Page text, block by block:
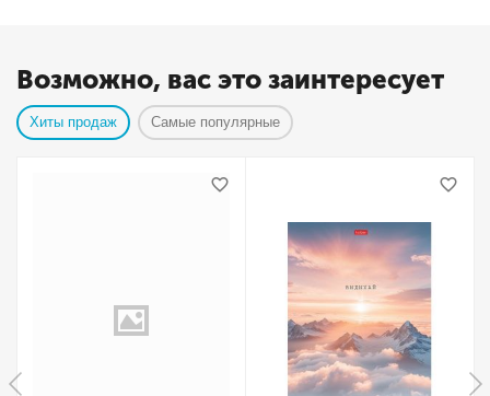
Возможно, вас это заинтересует
Хиты продаж Самые популярные